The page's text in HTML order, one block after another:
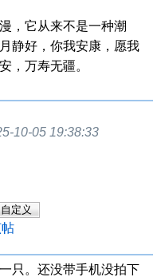
，它从来不是一种潮
静好，你我安康，愿我
，万寿无疆。
10-05 19:38:33
只。还没带手机没拍下